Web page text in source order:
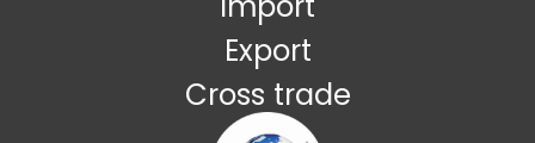
Export
Cross trade